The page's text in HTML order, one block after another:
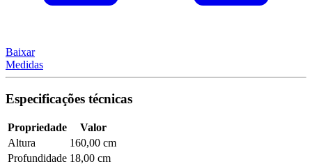
Baixar
Medidas
Especificações técnicas
Propriedade
Valor
Altura
160,00 cm
Profundidade 18,00 cm